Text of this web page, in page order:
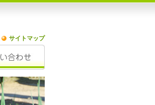
サイトマップ